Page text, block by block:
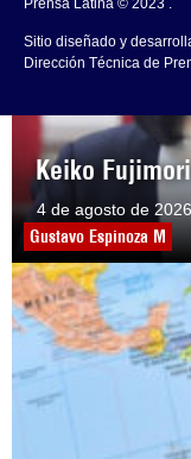
Keiko
4 de agosto de
Gustavo Espinoza M
Prensa Latina © 2023 .
Sitio diseñado y
Dirección Técnica de